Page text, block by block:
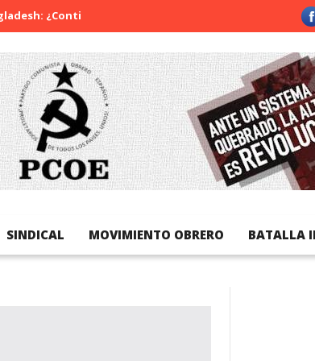
¿Continuidad o revolución? Diada Nacional de
SINDICAL MOVIMIENTO OBRERO BATALLA